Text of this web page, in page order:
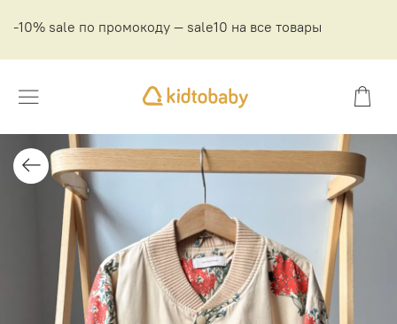
-10% sale по промокоду — sale10 на все товары